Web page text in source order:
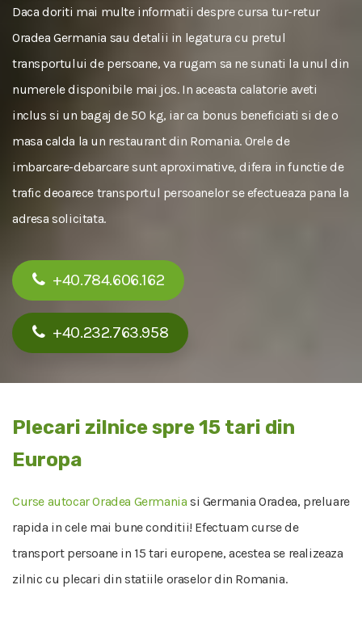
Daca doriti mai multe informatii despre cursa tur-retur
Oradea Germania sau detalii in legatura cu pretul
transportului de persoane, va rugam sa ne sunati la unul din
numerele disponibile mai jos. In aceasta calatorie aveti
inclus si un bagaj de 50 kg, iar ca bonus beneficiati si de o
masa calda la un restaurant din Romania. Orele de
imbarcare-debarcare sunt aproximative, difera in functie de
trafic deoarece transportul persoanelor se efectueaza pana la
adresa solicitata.
+40.784.606.162
+40.232.763.958
Plecari zilnice spre 15 tari din
Europa
Curse autocar Oradea Germania si Germania Oradea, preluare
rapida in cele mai bune conditii! Efectuam curse de
transport persoane in 15 tari europene, acestea se realizeaza
zilnic cu plecari din statiile oraselor din Romania.